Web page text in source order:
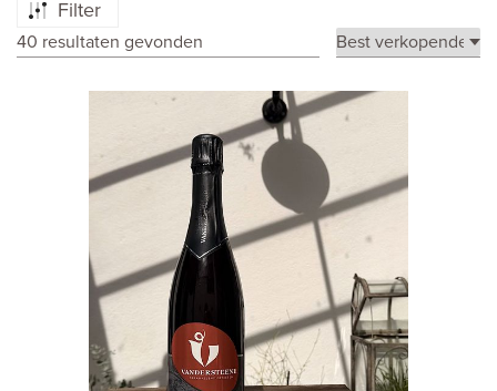
Filter
40 resultaten gevonden